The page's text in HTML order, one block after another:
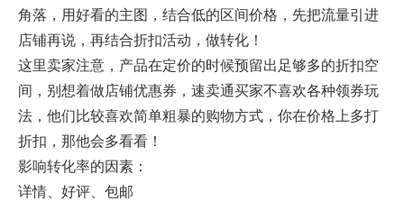
角落，用好看的主图，结合低的区间价格，先把流量引进
店铺再说，再结合折扣活动，做转化！
这里卖家注意，产品在定价的时候预留出足够多的折扣空
间，别想着做店铺优惠券，速卖通买家不喜欢各种领券玩
法，他们比较喜欢简单粗暴的购物方式，你在价格上多打
折扣，那他会多看看！
影响转化率的因素：
详情、好评、包邮